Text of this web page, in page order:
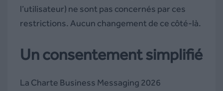
l’utilisateur) ne sont pas concernés par ces
restrictions. Aucun changement de ce côté-là.
Un consentement simplifié
La Charte Business Messaging 2026